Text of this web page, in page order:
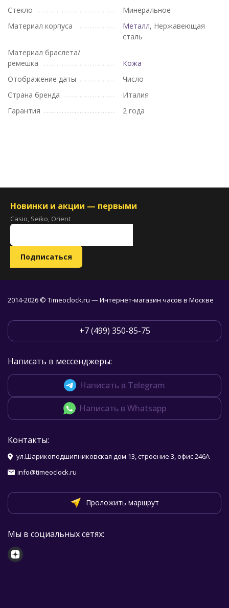
Стекло
Минеральное
Материал корпуса
Металл, Нержавеющая
сталь
Материал браслета/
ремешка
Кожа
Отображение даты
Число
Страна бренда
Италия
Гарантия
2 года
Новинки и акции — первыми
Casio, Seiko, Orient
2014-2026 © Timeoclock.ru — Интернет-магазин часов в Москве
+7 (499) 350-85-75
Написать в мессенджеры:
Написать в Telegram
Написать в Whatsapp
Контакты:
ул.Шарикоподшипниковская дом 13, строение 3, офис 246А
info@timeoclock.ru
Проложить маршрут
Мы в социальных сетях: